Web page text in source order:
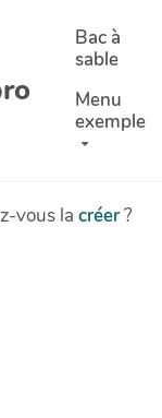
Bac à
sable
Menu
exemple
vous la créer?